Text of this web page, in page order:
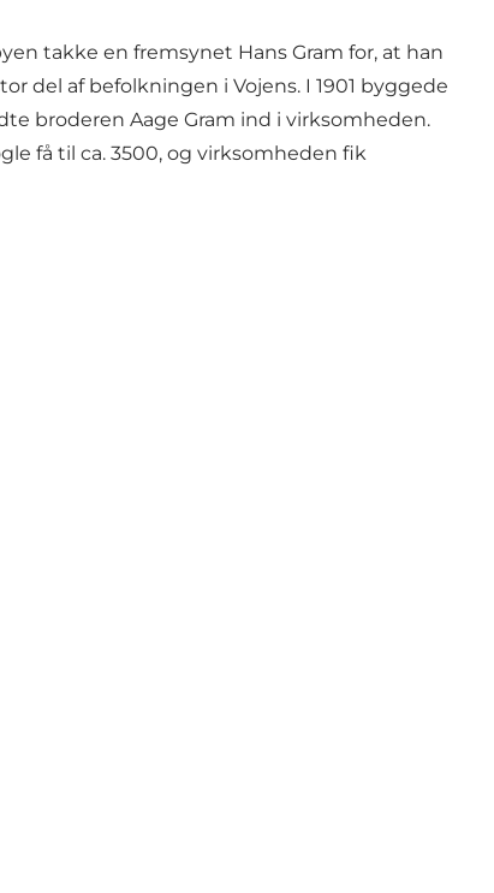
takke en fremsynet Hans Gram for, at han
del af befolkningen i Vojens. I 1901 byggede
broderen Aage Gram ind i virksomheden.
få til ca. 3500, og virksomheden fik